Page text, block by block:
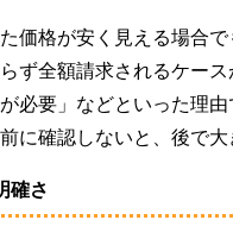
価格が安く見える場合
ず全額請求されるケー
必要」などといった理
に確認しないと、後で
確さ